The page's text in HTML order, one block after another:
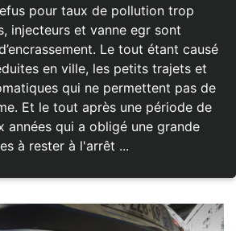
pour taux de pollution trop
injecteurs et vanne egr sont
Le tout étant causé
en ville, les petits trajets et
qui ne permettent pas de
Et le tout après une période de
années qui a obligé une grande
à rester à l'arrêt ...